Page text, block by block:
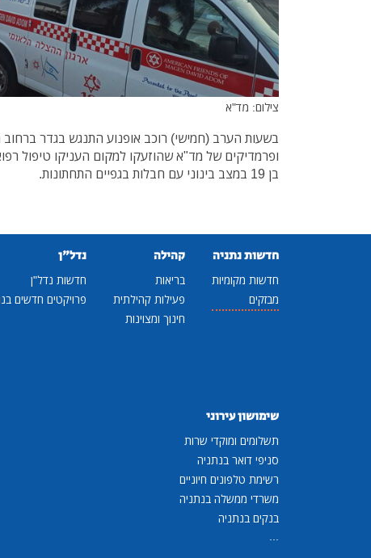
צילום: מד"א
בשעות הערב (חמישי) רוכב אופנוע התנגש בגדר ברחוב
ופרמדיקים של מד"א שהוזעקו למקום העניקו טיפול
בן 19 במצב בינוני עם חבלות בגפיים התחתונות.
חדשות נתניה
חדשות מקומיות
מבזקים
קהילה
בריאות
פעילות קהילתית
חינוך ומצוינות
נדל"ן
חדשות נדל"ן
פרויקטים חדשים
שימושון עירוני
תשלומים ומוקדי שרות
סניפי דואר בנתניה
רשימת טלפונים חיוניים
משרדי ממשלה בנתניה
בנקים בנתניה
...